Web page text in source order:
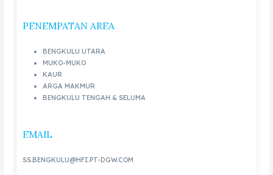
PENEMPATAN AREA
BENGKULU UTARA
MUKO-MUKO
KAUR
ARGA MAKMUR
BENGKULU TENGAH & SELUMA
EMAIL
SS.BENGKULU@HFI.PT-DGW.COM